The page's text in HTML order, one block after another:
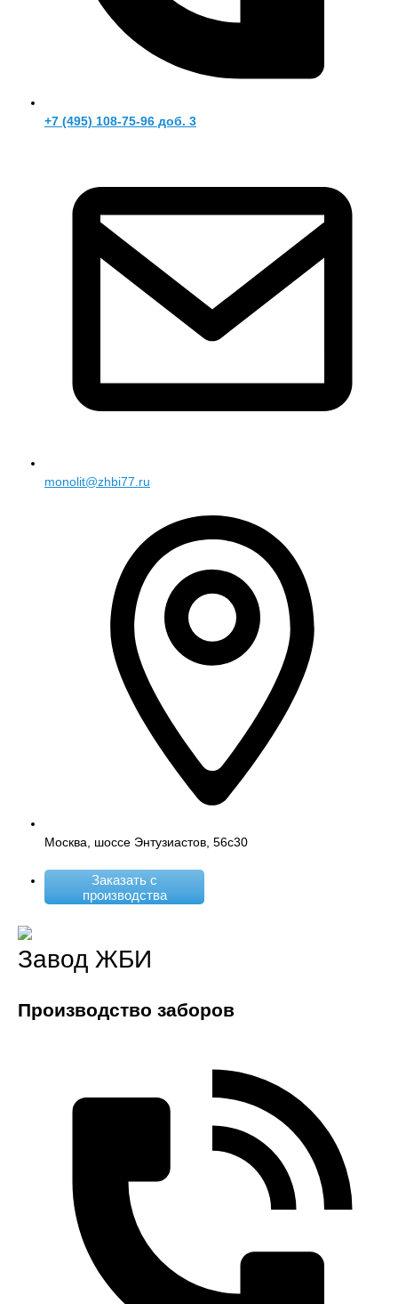
+7 (495) 108-75-96 доб. 3
monolit@zhbi77.ru
Москва, шоссе Энтузиастов, 56с30
Заказать с
производства
Завод ЖБИ
Производство заборов